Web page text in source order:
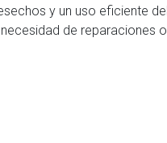
y un uso eficiente
de reparaciones